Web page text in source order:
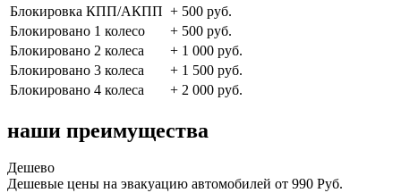
Блокировка КПП/АКПП + 500 руб.
Блокировано 1 колесо
+ 500 руб.
Блокировано 2 колеса
+ 1 000 руб.
Блокировано 3 колеса
+ 1 500 руб.
Блокировано 4 колеса
+ 2 000 руб.
наши преимущества
Дешево
Дешевые цены на эвакуацию автомобилей от 990 Руб.